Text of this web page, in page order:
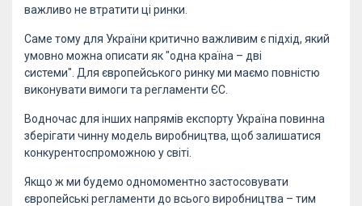
важливо не втратити ці ринки.
Саме тому для України критично важливим є підхід, який
умовно можна описати як "одна країна – дві
системи". Для європейського ринку ми маємо повністю
виконувати вимоги та регламенти ЄС.
Водночас для інших напрямів експорту Україна повинна
зберігати чинну модель виробництва, щоб залишатися
конкурентоспроможною у світі.
Якщо ж ми будемо одномоментно застосовувати
європейські регламенти до всього виробництва – тим